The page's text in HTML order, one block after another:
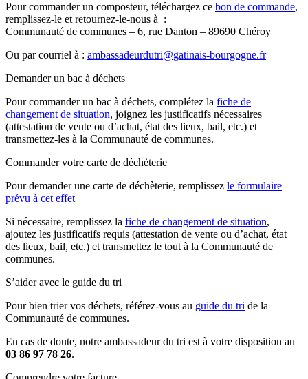
Pour commander un composteur, téléchargez ce bon de commande,
remplissez-le et retournez-le-nous à :
Communauté de communes – 6, rue Danton – 89690 Chéroy
Ou par courriel à : ambassadeurdutri@gatinais-bourgogne.fr
Demander un bac à déchets
Pour commander un bac à déchets, complétez la fiche de
changement de situation, joignez les justificatifs nécessaires
(attestation de vente ou d’achat, état des lieux, bail, etc.) et
transmettez-les à la Communauté de communes.
Commander votre carte de déchèterie
Pour demander une carte de déchèterie, remplissez le formulaire
prévu à cet effet
Si nécessaire, remplissez la fiche de changement de situation,
ajoutez les justificatifs requis (attestation de vente ou d’achat, état
des lieux, bail, etc.) et transmettez le tout à la Communauté de
communes.
S’aider avec le guide du tri
Pour bien trier vos déchets, référez-vous au guide du tri de la
Communauté de communes.
En cas de doute, notre ambassadeur du tri est à votre disposition au
03 86 97 78 26.